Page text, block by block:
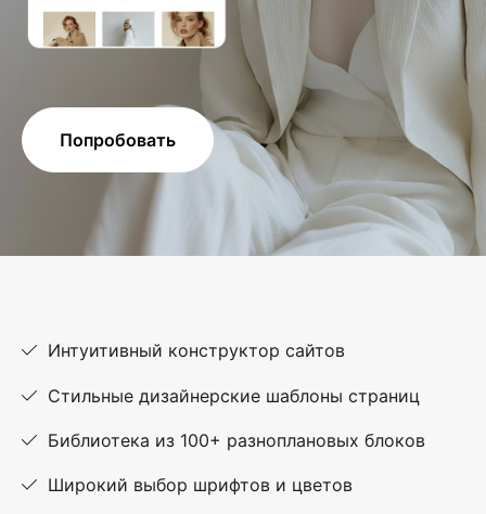
Попробовать
Интуитивный конструктор сайтов
Стильные дизайнерские шаблоны страниц
Библиотека из 100+ разноплановых блоков
Широкий выбор шрифтов и цветов